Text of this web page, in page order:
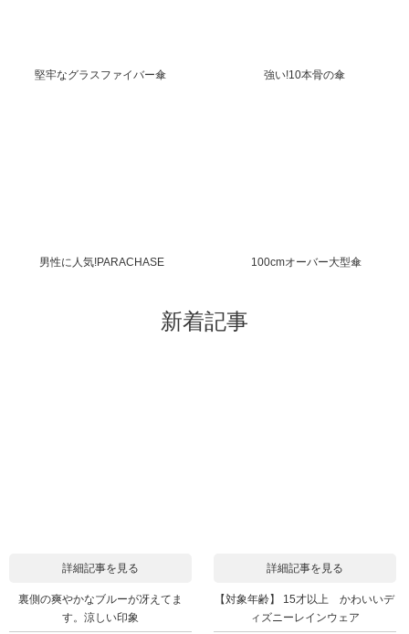
堅牢なグラスファイバー傘 強い!10本骨の傘
男性に人気!PARACHASE 100cmオーバー大型傘
新着記事
詳細記事を見る
裏側の爽やかなブルーが冴えてま
す。涼しい印象
詳細記事を見る
【対象年齢】 15才以上 かわいいデ
ィズニーレインウェア